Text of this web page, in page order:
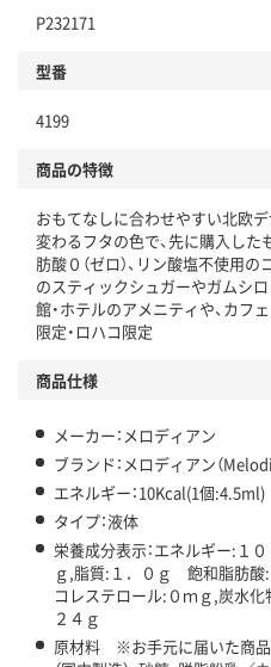
仕組
この商品の環境配慮ポイントで
アスクル商品環境スコア詳細／
P232171
型番
4199
商品の特徴
おもてなしに合わせやすい北欧デ
変わるフタの色で、先に購入し
肪酸０（ゼロ）、リン酸塩不使用
のスティックシュガーやガムシ
館・ホテルのアメニティや、カフ
限定・ロハコ限定
商品仕様
メーカー：メロディアン
ブランド：メロディアン（
エネルギー：10Kcal(1個:4.5ml)
タイプ：液体
栄養成分表示：エネルギー:１
ｇ,脂質:１．０ｇ 飽和脂肪
コレステロール:０ｍｇ,炭水
２４ｇ
原材料 ※お手元に届いた商品